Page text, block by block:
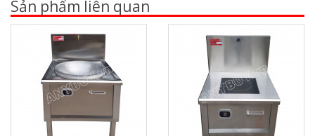
Sản phẩm liên quan